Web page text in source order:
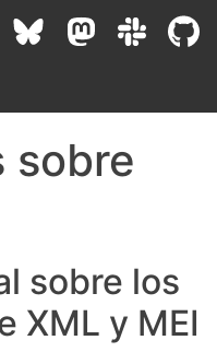
sobre
sobre los
XML y MEI